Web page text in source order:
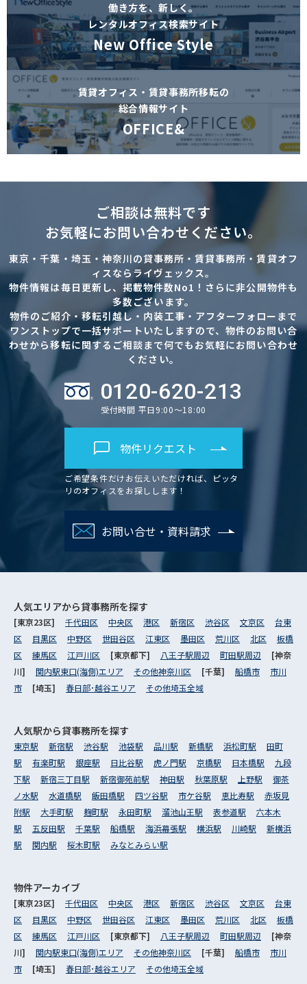
働き方を、新しく。
レンタルオフィス検索サイト
New Office Style
賃貸オフィス・賃貸事務所移転の
総合情報サイト
OFFICE&
ご相談は無料です
お気軽にお問い合わせください。
東京・千葉・埼玉・神奈川の貸事務所・賃貸事務所・賃貸オフ
ィスならライヴェックス。
物件情報は毎日更新し、掲載物件数No1！さらに非公開物件も
多数ございます。
物件のご紹介・移転引越し・内装工事・アフターフォローまで
ワンストップで一括サポートいたしますので、物件のお問い合
わせから移転に関するご相談まで何でもお気軽にお問い合わせ
ください。
0120-620-213
受付時間 平日9:00～18:00
物件リクエスト
ご希望条件だけお伝えいただければ、ピッタ
リのオフィスをお探しします！
お問い合せ・資料請求
人気エリアから貸事務所を探す
[東京23区] 千代田区 中央区 港区 新宿区 渋谷区 文京区
台東
区
目黒区 中野区 世田谷区 江東区 墨田区 荒川区 北区
板橋
区
練馬区 江戸川区 [東京都下] 八王子駅周辺 町田駅周辺
[神奈
川] 関内駅東口(海側)エリア その他神奈川区 [千葉] 船橋市
市川
市
[埼玉] 春日部･越谷エリア その他埼玉全域
人気駅から貸事務所を探す
東京駅 新宿駅 渋谷駅 池袋駅 品川駅 新橋駅 浜松町駅
田町
駅
有楽町駅 銀座駅 日比谷駅 虎ノ門駅 京橋駅 日本橋駅
九段
下駅
新宿三丁目駅 新宿御苑前駅 神田駅 秋葉原駅 上野駅
御茶
ノ水駅
水道橋駅 飯田橋駅 四ツ谷駅 市ケ谷駅 恵比寿駅
赤坂見
附駅
大手町駅 麹町駅 永田町駅 溜池山王駅 表参道駅
六本木
駅
五反田駅 千葉駅 船橋駅 海浜幕張駅 横浜駅 川崎駅
新横浜
駅
関内駅 桜木町駅 みなとみらい駅
物件アーカイブ
[東京23区] 千代田区 中央区 港区 新宿区 渋谷区 文京区
台東
区
目黒区 中野区 世田谷区 江東区 墨田区 荒川区 北区
板橋
区
練馬区 江戸川区 [東京都下] 八王子駅周辺 町田駅周辺
[神奈
川] 関内駅東口(海側)エリア その他神奈川区 [千葉] 船橋市
市川
市
[埼玉] 春日部･越谷エリア その他埼玉全域